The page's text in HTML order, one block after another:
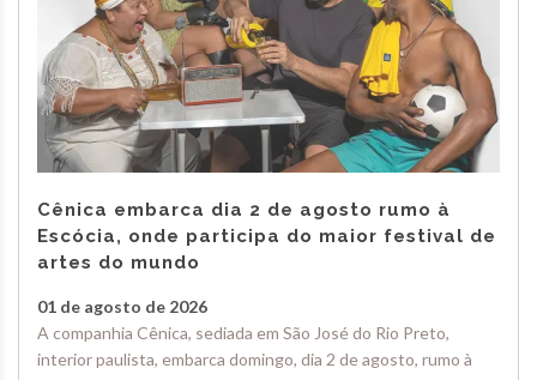
Cênica embarca dia 2 de agosto rumo à
Escócia, onde participa do maior festival de
artes do mundo
01 de agosto de 2026
A companhia Cênica, sediada em São José do Rio Preto,
interior paulista, embarca domingo, dia 2 de agosto, rumo à